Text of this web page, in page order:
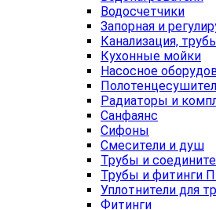
Водосчетчики
Запорная и
Канализация,
Кухонные мойки
Насосное
Радиаторы и
Санфаянс
Сифоны
Смесители и душ
Трубы и
Трубы и фитинги
Уплотнители для
Фитинги